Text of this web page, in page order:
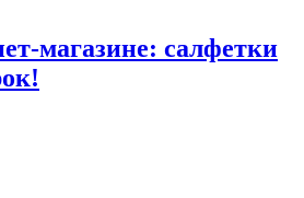
магазине: салфетки